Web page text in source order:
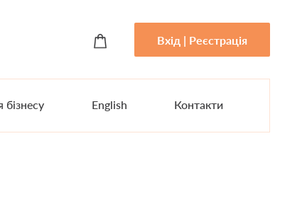
Вхід | Реєстрація
бізнесу English Контакти